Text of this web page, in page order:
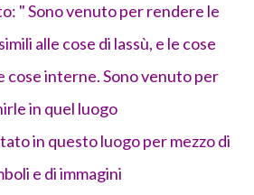
" Sono venuto per rendere le
alle cose di lassù, e le cose
cose interne. Sono venuto per
in quel luogo
in questo luogo per mezzo di
e di immagini